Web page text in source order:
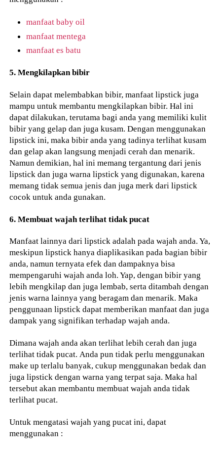
manfaat baby oil
manfaat mentega
manfaat es batu
5. Mengkilapkan bibir
Selain dapat melembabkan bibir, manfaat lipstick juga
mampu untuk membantu mengkilapkan bibir. Hal ini
dapat dilakukan, terutama bagi anda yang memiliki kulit
bibir yang gelap dan juga kusam. Dengan menggunakan
lipstick ini, maka bibir anda yang tadinya terlihat kusam
dan gelap akan langsung menjadi cerah dan menarik.
Namun demikian, hal ini memang tergantung dari jenis
lipstick dan juga warna lipstick yang digunakan, karena
memang tidak semua jenis dan juga merk dari lipstick
cocok untuk anda gunakan.
6. Membuat wajah terlihat tidak pucat
Manfaat lainnya dari lipstick adalah pada wajah anda. Ya,
meskipun lipstick hanya diaplikasikan pada bagian bibir
anda, namun ternyata efek dan dampaknya bisa
mempengaruhi wajah anda loh. Yap, dengan bibir yang
lebih mengkilap dan juga lembab, serta ditambah dengan
jenis warna lainnya yang beragam dan menarik. Maka
penggunaan lipstick dapat memberikan manfaat dan juga
dampak yang signifikan terhadap wajah anda.
Dimana wajah anda akan terlihat lebih cerah dan juga
terlihat tidak pucat. Anda pun tidak perlu menggunakan
make up terlalu banyak, cukup menggunakan bedak dan
juga lipstick dengan warna yang terpat saja. Maka hal
tersebut akan membantu membuat wajah anda tidak
terlihat pucat.
Untuk mengatasi wajah yang pucat ini, dapat
menggunakan :